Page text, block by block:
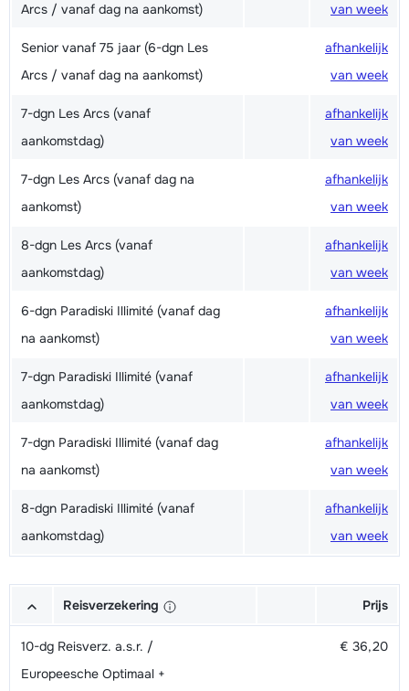
Arcs / vanaf dag na aankomst)
van week
Senior vanaf 75 jaar (6-dgn Les
Arcs / vanaf dag na aankomst)
afhankelijk
van week
7-dgn Les Arcs (vanaf
aankomstdag)
afhankelijk
van week
7-dgn Les Arcs (vanaf dag na
aankomst)
afhankelijk
van week
8-dgn Les Arcs (vanaf
aankomstdag)
afhankelijk
van week
6-dgn Paradiski Illimité (vanaf dag
na aankomst)
afhankelijk
van week
7-dgn Paradiski Illimité (vanaf
aankomstdag)
afhankelijk
van week
7-dgn Paradiski Illimité (vanaf dag
na aankomst)
afhankelijk
van week
8-dgn Paradiski Illimité (vanaf
aankomstdag)
afhankelijk
van week
Reisverzekering Prijs
10-dg Reisverz. a.s.r. /
Europeesche Optimaal +
€ 36,20